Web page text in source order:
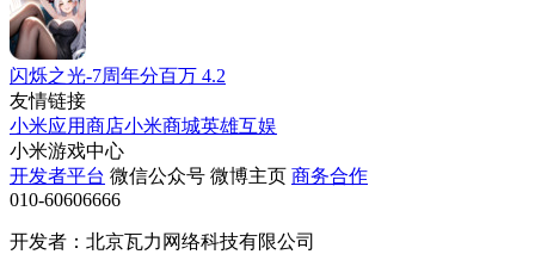
闪烁之光-7周年分百万 4.2
友情链接
小米应用商店小米商城英雄互娱
小米游戏中心
开发者平台 微信公众号 微博主页 商务合作
010-60606666
开发者：北京瓦力网络科技有限公司